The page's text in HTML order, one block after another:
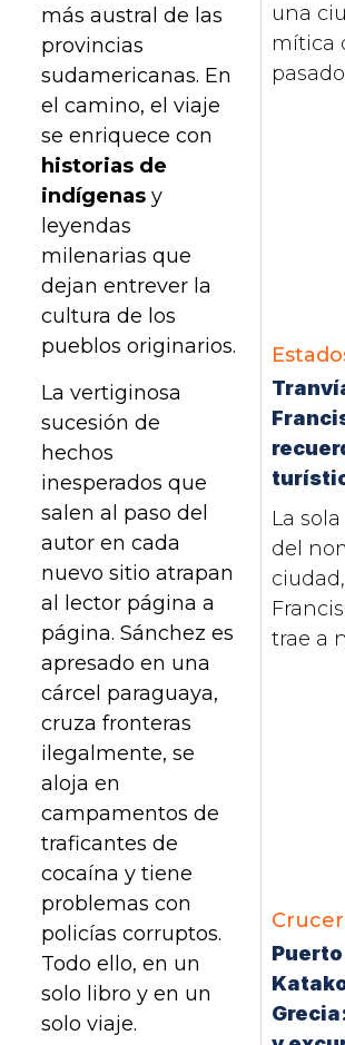
más austral de las
provincias
sudamericanas. En
el camino, el viaje
se enriquece con
historias de
indígenas y
leyendas
milenarias que
dejan entrever la
cultura de los
pueblos originarios.
La vertiginosa
sucesión de
hechos
inesperados que
salen al paso del
autor en cada
nuevo sitio atrapan
al lector página a
página. Sánchez es
apresado en una
cárcel paraguaya,
cruza fronteras
ilegalmente, se
aloja en
campamentos de
traficantes de
cocaína y tiene
problemas con
policías corruptos.
Todo ello, en un
solo libro y en un
solo viaje.
una
mítica
pasado
La
del
trae a